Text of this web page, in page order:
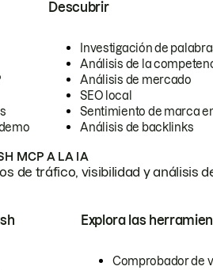
Descubrir
Investigación de
Análisis de la
Análisis de mercado
SEO local
Sentimiento de marca
Análisis de backlinks
MCP A LA IA
de tráfico, visibilidad y análisis
Explora las
Comprobador de